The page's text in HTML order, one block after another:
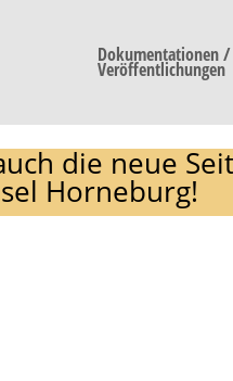
Dokumentationen /
Veröffentlichungen
die neue
Horneburg!